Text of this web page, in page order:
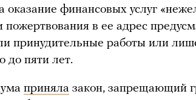
оказание финансовых услуг
пожертвования в ее адрес
принудительные работы или
до пяти лет.
приняла закон, запрещающий